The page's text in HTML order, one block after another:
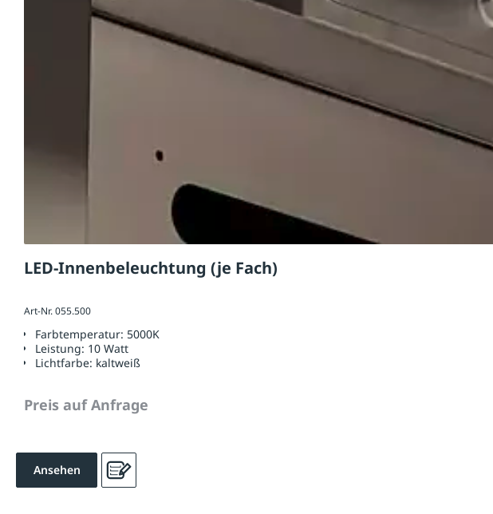
LED-Innenbeleuchtung (je Fach)
Art-Nr. 055.500
Farbtemperatur: 5000K
Leistung: 10 Watt
Lichtfarbe: kaltweiß
Preis auf Anfrage
Ansehen